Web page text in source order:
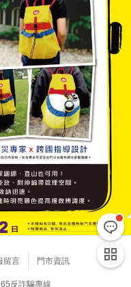
留言 門市資訊
反詐騙專線